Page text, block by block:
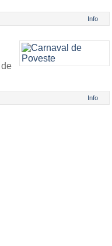
Info
Info